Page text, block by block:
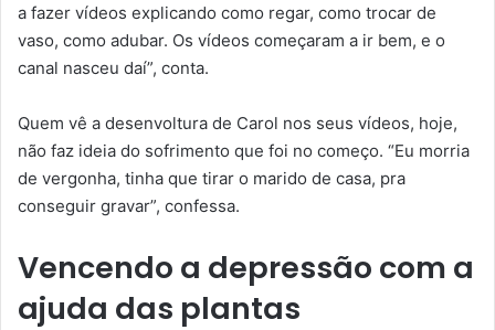
a fazer vídeos explicando como regar, como trocar de
vaso, como adubar. Os vídeos começaram a ir bem, e o
canal nasceu daí”, conta.
Quem vê a desenvoltura de Carol nos seus vídeos, hoje,
não faz ideia do sofrimento que foi no começo. “Eu morria
de vergonha, tinha que tirar o marido de casa, pra
conseguir gravar”, confessa.
Vencendo a depressão com a
ajuda das plantas